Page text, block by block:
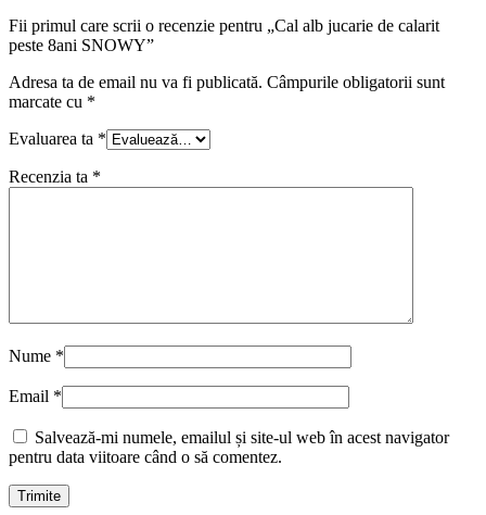
Fii primul care scrii o recenzie pentru „Cal alb jucarie de calarit
peste 8ani SNOWY”
Adresa ta de email nu va fi publicată. Câmpurile obligatorii sunt
marcate cu *
Evaluarea ta *
Recenzia ta *
Nume *
Email *
Salvează-mi numele, emailul și site-ul web în acest navigator
pentru data viitoare când o să comentez.